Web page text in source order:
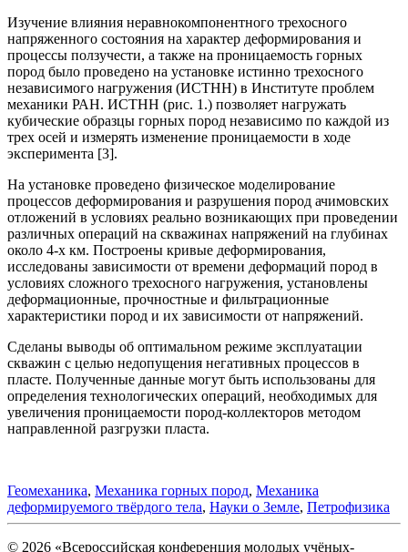
Изучение влияния неравнокомпонентного трехосного
напряженного состояния на характер деформирования и
процессы ползучести, а также на проницаемость горных
пород было проведено на установке истинно трехосного
независимого нагружения (ИСТНН) в Институте проблем
механики РАН. ИСТНН (рис. 1.) позволяет нагружать
кубические образцы горных пород независимо по каждой из
трех осей и измерять изменение проницаемости в ходе
эксперимента [3].
На установке проведено физическое моделирование
процессов деформирования и разрушения пород ачимовских
отложений в условиях реально возникающих при проведении
различных операций на скважинах напряжений на глубинах
около 4-х км. Построены кривые деформирования,
исследованы зависимости от времени деформаций пород в
условиях сложного трехосного нагружения, установлены
деформационные, прочностные и фильтрационные
характеристики пород и их зависимости от напряжений.
Сделаны выводы об оптимальном режиме эксплуатации
скважин с целью недопущения негативных процессов в
пласте. Полученные данные могут быть использованы для
определения технологических операций, необходимых для
увеличения проницаемости пород-коллекторов методом
направленной разгрузки пласта.
Геомеханика, Механика горных пород, Механика
деформируемого твёрдого тела, Науки о Земле, Петрофизика
© 2026 «Всероссийская конференция молодых учёных-